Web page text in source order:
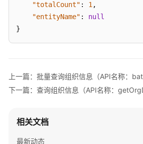
组
查
(上/
组
"totalCount" : 1 ,
"entityName" :
null
}
下一篇：查询组织信息（API名称：
相关文档
最新动态